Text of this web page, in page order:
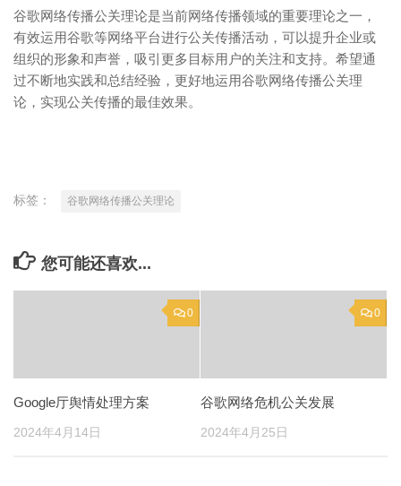
谷歌网络传播公关理论是当前网络传播领域的重要理论之一，
有效运用谷歌等网络平台进行公关传播活动，可以提升企业或
组织的形象和声誉，吸引更多目标用户的关注和支持。希望通
过不断地实践和总结经验，更好地运用谷歌网络传播公关理
论，实现公关传播的最佳效果。
标签： 谷歌网络传播公关理论
您可能还喜欢...
0
Google厅舆情处理方案
2024年4月14日
0
谷歌网络危机公关发展
2024年4月25日